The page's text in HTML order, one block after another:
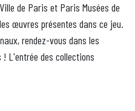
de Paris et Paris Musées de
œuvres présentes dans ce jeu.
rendez-vous dans les
L'entrée des collections